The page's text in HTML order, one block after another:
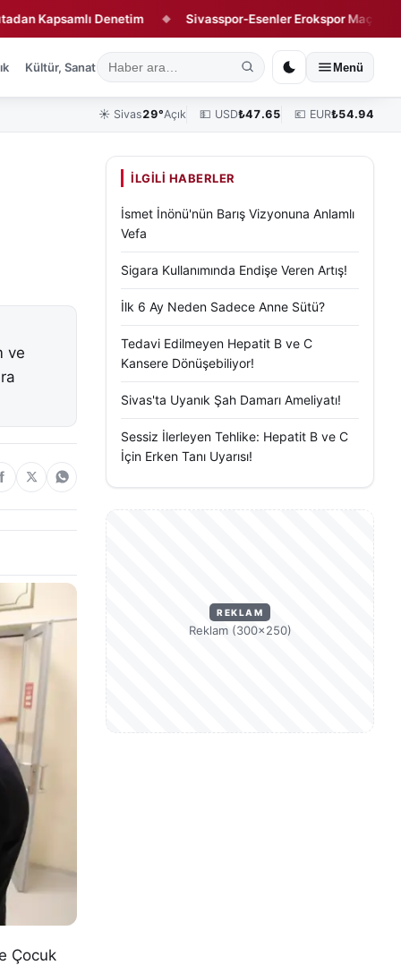
Denetim ◆ Sivasspor-Esenler Erokspor Maçının
Kültür, Sanat ve Tarih Yaşam Sivas Vefat Edenler Köşe
Menü
☀️ Sivas29°Açık 💵 USD₺47.65 💶 EUR₺54.94
ve
Çocuk
İLGILI HABERLER
İsmet İnönü'nün Barış Vizyonuna Anlamlı
Vefa
Sigara Kullanımında Endişe Veren Artış!
İlk 6 Ay Neden Sadece Anne Sütü?
Tedavi Edilmeyen Hepatit B ve C
Kansere Dönüşebiliyor!
Sivas'ta Uyanık Şah Damarı Ameliyatı!
Sessiz İlerleyen Tehlike: Hepatit B ve C
İçin Erken Tanı Uyarısı!
REKLAM
Reklam (300×250)